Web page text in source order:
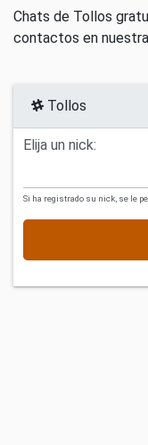
Chats de Tollos
contactos en
Tollos
Elija un nick:
Si ha registrado su nick, se le